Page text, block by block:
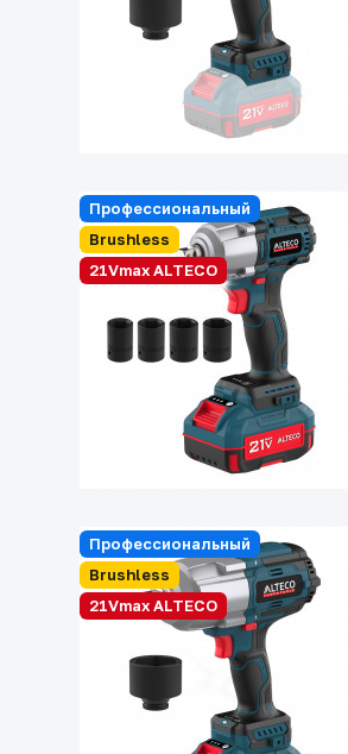
Профессиональный
Brushless
21Vmax ALTECO
Профессиональный
Brushless
21Vmax ALTECO